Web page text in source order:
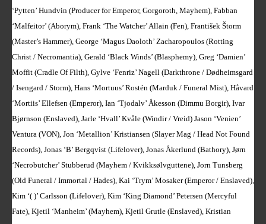
‘Pytten’ Hundvin (Producer for Emperor, Gorgoroth, Mayhem), Fabban
‘Malfeitor’ (Aborym), Frank ‘The Watcher’ Allain (Fen), František Štorm
(Master’s Hammer), George ‘Magus Daoloth’ Zacharopoulos (Rotting
Christ / Necromantia), Gerald ‘Black Winds’ (Blasphemy), Greg ‘Damien’
Moffit (Cradle Of Filth), Gylve ‘Fenriz’ Nagell (Darkthrone / Dødheimsgard
/ Isengard / Storm), Hans ‘Mortuus’ Rostén (Marduk / Funeral Mist), Håvard
‘Mortiis’ Ellefsen (Emperor), Ian ‘Tjodalv’ Åkesson (Dimmu Borgir), Ivar
Bjørnson (Enslaved), Jarle ‘Hvall’ Kvåle (Windir / Vreid) Jason ‘Venien’
Ventura (VON), Jon ‘Metallion’ Kristiansen (Slayer Mag / Head Not Found
Records), Jonas ‘B’ Bergqvist (Lifelover), Jonas Åkerlund (Bathory), Jørn
‘Necrobutcher’ Stubberud (Mayhem / Kvikksølvguttene), Jorn Tunsberg
(Old Funeral / Immortal / Hades), Kai ‘Trym’ Mosaker (Emperor / Enslaved),
Kim ‘( )’ Carlsson (Lifelover), Kim ‘King Diamond’ Petersen (Mercyful
Fate), Kjetil ‘Manheim’ (Mayhem), Kjetil Grutle (Enslaved), Kristian